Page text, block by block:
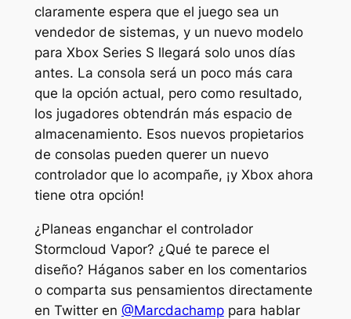
claramente espera que el juego sea un
vendedor de sistemas, y un nuevo modelo
para Xbox Series S llegará solo unos días
antes. La consola será un poco más cara
que la opción actual, pero como resultado,
los jugadores obtendrán más espacio de
almacenamiento. Esos nuevos propietarios
de consolas pueden querer un nuevo
controlador que lo acompañe, ¡y Xbox ahora
tiene otra opción!
¿Planeas enganchar el controlador
Stormcloud Vapor? ¿Qué te parece el
diseño? Háganos saber en los comentarios
o comparta sus pensamientos directamente
en Twitter en @Marcdachamppara hablar